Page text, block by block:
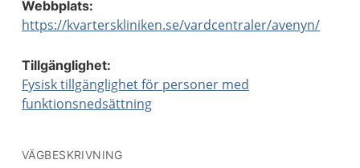
Webbplats:
https://kvarterskliniken.se/vardcentraler/avenyn/
Tillgänglighet:
Fysisk tillgänglighet för personer med
funktionsnedsättning
VÄGBESKRIVNING